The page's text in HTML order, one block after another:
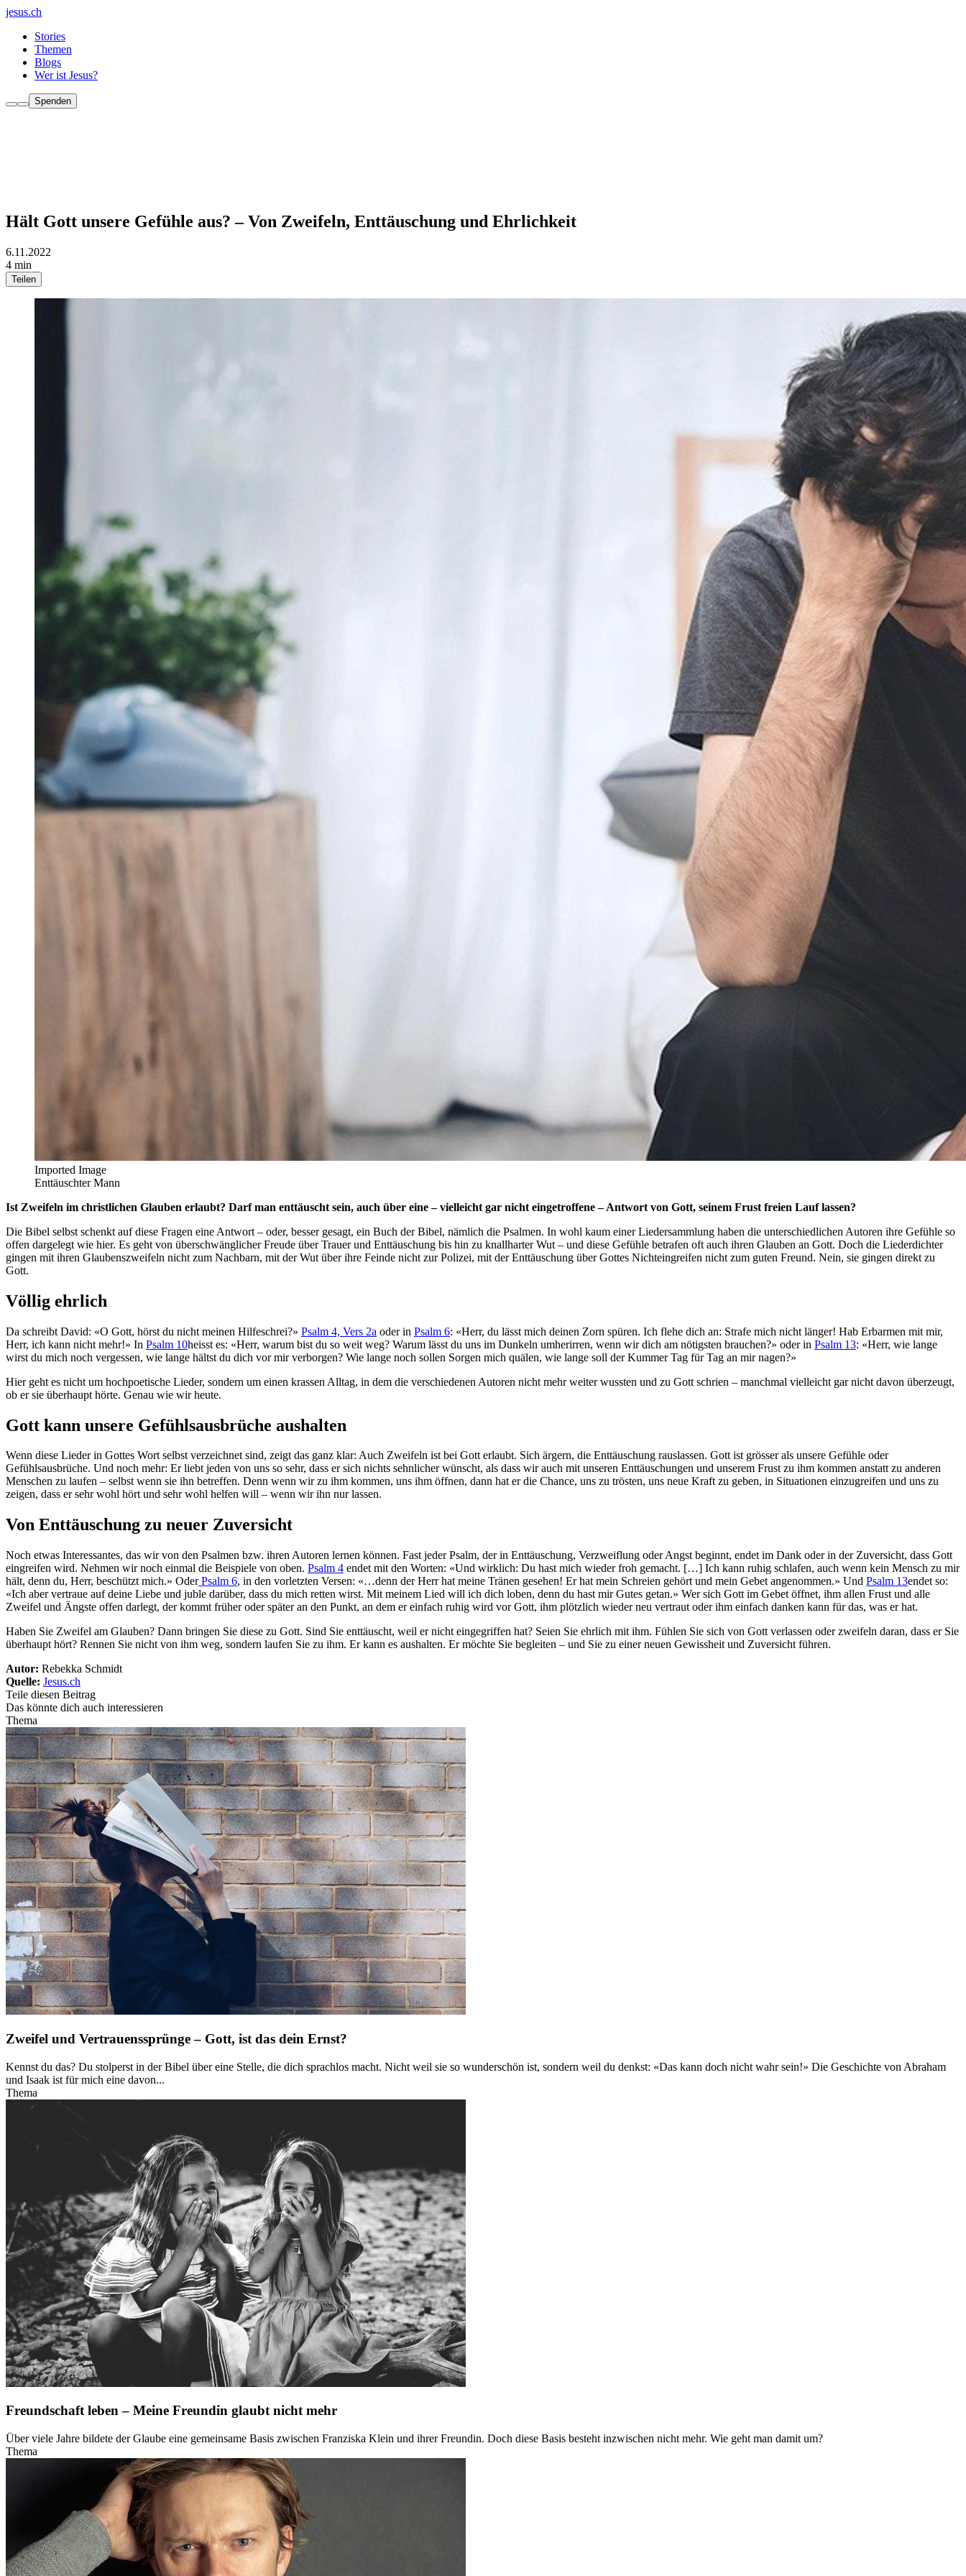
jesus.ch
Stories
Themen
Blogs
Wer ist Jesus?
Spenden
Hält Gott unsere Gefühle aus? – Von Zweifeln, Enttäuschung und Ehrlichkeit
6.11.2022
4 min
Teilen
Imported Image
Enttäuschter Mann
Ist Zweifeln im christlichen Glauben erlaubt? Darf man enttäuscht sein, auch über eine – vielleicht gar nicht eingetroffene – Antwort von Gott, seinem Frust freien Lauf lassen?
Die Bibel selbst schenkt auf diese Fragen eine Antwort – oder, besser gesagt, ein Buch der Bibel, nämlich die Psalmen. In wohl kaum einer Liedersammlung haben die unterschiedlichen Autoren ihre Gefühle so
offen dargelegt wie hier. Es geht von überschwänglicher Freude über Trauer und Enttäuschung bis hin zu knallharter Wut – und diese Gefühle betrafen oft auch ihren Glauben an Gott. Doch die Liederdichter
gingen mit ihren Glaubenszweifeln nicht zum Nachbarn, mit der Wut über ihre Feinde nicht zur Polizei, mit der Enttäuschung über Gottes Nichteingreifen nicht zum guten Freund. Nein, sie gingen direkt zu
Gott.
Völlig ehrlich
Da schreibt David: «O Gott, hörst du nicht meinen Hilfeschrei?» Psalm 4, Vers 2a oder in Psalm 6: «Herr, du lässt mich deinen Zorn spüren. Ich flehe dich an: Strafe mich nicht länger! Hab Erbarmen mit mir,
Herr, ich kann nicht mehr!» In Psalm 10heisst es: «Herr, warum bist du so weit weg? Warum lässt du uns im Dunkeln umherirren, wenn wir dich am nötigsten brauchen?» oder in Psalm 13: «Herr, wie lange
wirst du mich noch vergessen, wie lange hältst du dich vor mir verborgen? Wie lange noch sollen Sorgen mich quälen, wie lange soll der Kummer Tag für Tag an mir nagen?»
Hier geht es nicht um hochpoetische Lieder, sondern um einen krassen Alltag, in dem die verschiedenen Autoren nicht mehr weiter wussten und zu Gott schrien – manchmal vielleicht gar nicht davon überzeugt,
ob er sie überhaupt hörte. Genau wie wir heute.
Gott kann unsere Gefühlsausbrüche aushalten
Wenn diese Lieder in Gottes Wort selbst verzeichnet sind, zeigt das ganz klar: Auch Zweifeln ist bei Gott erlaubt. Sich ärgern, die Enttäuschung rauslassen. Gott ist grösser als unsere Gefühle oder
Gefühlsausbrüche. Und noch mehr: Er liebt jeden von uns so sehr, dass er sich nichts sehnlicher wünscht, als dass wir auch mit unseren Enttäuschungen und unserem Frust zu ihm kommen anstatt zu anderen
Menschen zu laufen – selbst wenn sie ihn betreffen. Denn wenn wir zu ihm kommen, uns ihm öffnen, dann hat er die Chance, uns zu trösten, uns neue Kraft zu geben, in Situationen einzugreifen und uns zu
zeigen, dass er sehr wohl hört und sehr wohl helfen will – wenn wir ihn nur lassen.
Von Enttäuschung zu neuer Zuversicht
Noch etwas Interessantes, das wir von den Psalmen bzw. ihren Autoren lernen können. Fast jeder Psalm, der in Enttäuschung, Verzweiflung oder Angst beginnt, endet im Dank oder in der Zuversicht, dass Gott
eingreifen wird. Nehmen wir noch einmal die Beispiele von oben. Psalm 4 endet mit den Worten: «Und wirklich: Du hast mich wieder froh gemacht. […] Ich kann ruhig schlafen, auch wenn kein Mensch zu mir
hält, denn du, Herr, beschützt mich.» OderPsalm 6, in den vorletzten Versen: «…denn der Herr hat meine Tränen gesehen! Er hat mein Schreien gehört und mein Gebet angenommen.» Und Psalm 13endet so:
«Ich aber vertraue auf deine Liebe und juble darüber, dass du mich retten wirst. Mit meinem Lied will ich dich loben, denn du hast mir Gutes getan.» Wer sich Gott im Gebet öffnet, ihm allen Frust und alle
Zweifel und Ängste offen darlegt, der kommt früher oder später an den Punkt, an dem er einfach ruhig wird vor Gott, ihm plötzlich wieder neu vertraut oder ihm einfach danken kann für das, was er hat.
Haben Sie Zweifel am Glauben? Dann bringen Sie diese zu Gott. Sind Sie enttäuscht, weil er nicht eingegriffen hat? Seien Sie ehrlich mit ihm. Fühlen Sie sich von Gott verlassen oder zweifeln daran, dass er Sie
überhaupt hört? Rennen Sie nicht von ihm weg, sondern laufen Sie zu ihm. Er kann es aushalten. Er möchte Sie begleiten – und Sie zu einer neuen Gewissheit und Zuversicht führen.
Autor: Rebekka Schmidt
Quelle: Jesus.ch
Teile diesen Beitrag
Das könnte dich auch interessieren
Thema
Zweifel und Vertrauenssprünge – Gott, ist das dein Ernst?
Kennst du das? Du stolperst in der Bibel über eine Stelle, die dich sprachlos macht. Nicht weil sie so wunderschön ist, sondern weil du denkst: «Das kann doch nicht wahr sein!» Die Geschichte von Abraham
und Isaak ist für mich eine davon...
Thema
Freundschaft leben – Meine Freundin glaubt nicht mehr
Über viele Jahre bildete der Glaube eine gemeinsame Basis zwischen Franziska Klein und ihrer Freundin. Doch diese Basis besteht inzwischen nicht mehr. Wie geht man damit um?
Thema